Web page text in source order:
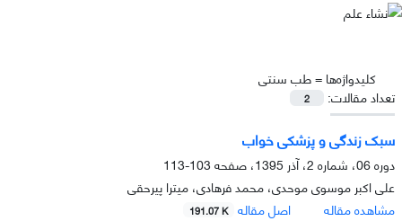
کلیدواژه‌ها =طب سنتی
تعداد مقالات:
2
سبک زندگی و پزشکی خواب
دوره 06، شماره 2، آذر 1395، صفحه
103-113
علی اکبر موسوی موحدی، محمد فرهادی، میترا پیرحقی
مشاهده مقاله
اصل مقاله 191.07 K